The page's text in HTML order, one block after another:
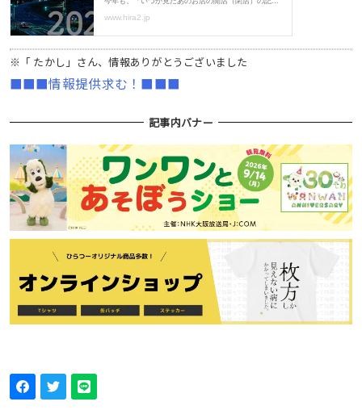
※「 たかし」さん、情報ありがとうございました
■■■情報提供求む！■■■
記事内バナー